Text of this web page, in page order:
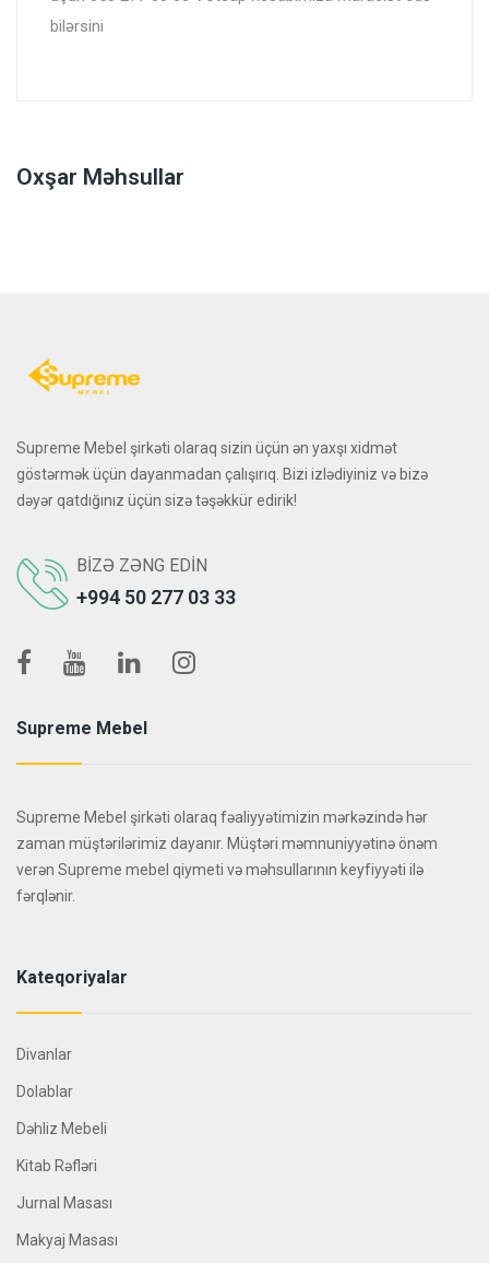
bilərsini
Oxşar Məhsullar
Supreme Mebel şirkəti olaraq sizin üçün ən yaxşı xidmət
göstərmək üçün dayanmadan çalışırıq. Bizi izlədiyiniz və bizə
dəyər qatdığınız üçün sizə təşəkkür edirik!
BIZƏ ZƏNG EDIN
+994 50 277 03 33
Supreme Mebel
Supreme Mebel şirkəti olaraq fəaliyyətimizin mərkəzində hər
zaman müştərilərimiz dayanır. Müştəri məmnuniyyətinə önəm
verən Supreme mebel qiymeti və məhsullarının keyfiyyəti ilə
fərqlənir.
Kateqoriyalar
Divanlar
Dolablar
Dəhliz Mebeli
Kitab Rəfləri
Jurnal Masası
Makyaj Masası